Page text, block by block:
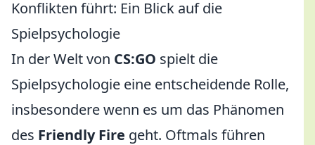
Konflikten führt: Ein Blick auf die
Spielpsychologie
In der Welt von CS:GO spielt die
Spielpsychologie eine entscheidende Rolle,
insbesondere wenn es um das Phänomen
des Friendly Fire geht. Oftmals führen